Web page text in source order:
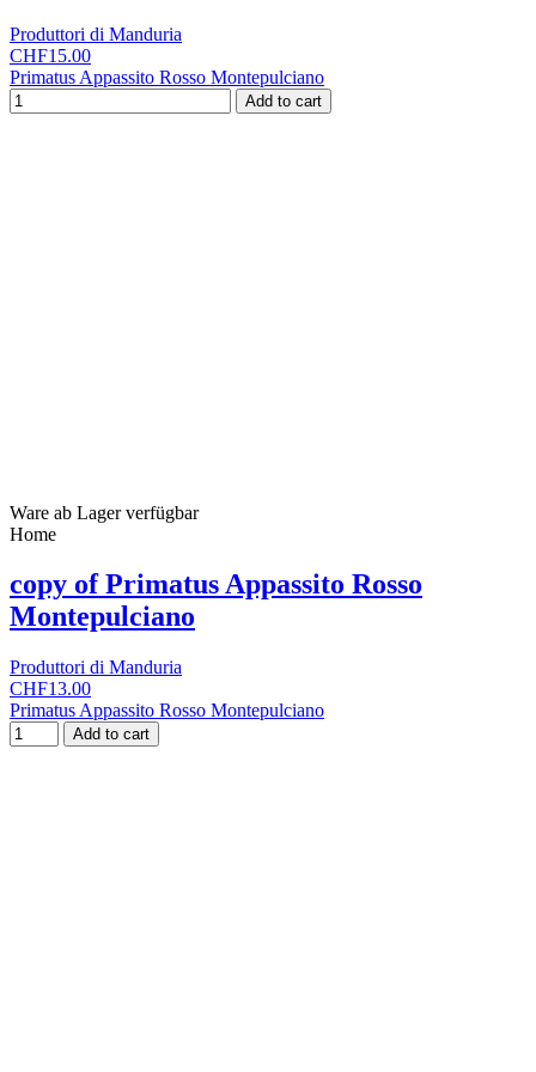
Produttori di Manduria
CHF15.00
Primatus Appassito Rosso Montepulciano
Add to cart
Ware ab Lager verfügbar
Home
copy of Primatus Appassito Rosso
Montepulciano
Produttori di Manduria
CHF13.00
Primatus Appassito Rosso Montepulciano
Add to cart